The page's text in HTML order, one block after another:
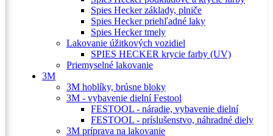
Spies Hecker základy, plniče
Spies Hecker priehľadné laky
Spies Hecker tmely
Lakovanie úžitkových vozidiel
SPIES HECKER krycie farby (UV)
Priemyselné lakovanie
3M
3M hoblíky, brúsne bloky
3M - vybavenie dielní Festool
FESTOOL - náradie, vybavenie dielní
FESTOOL - príslušenstvo, náhradné diely
3M príprava na lakovanie